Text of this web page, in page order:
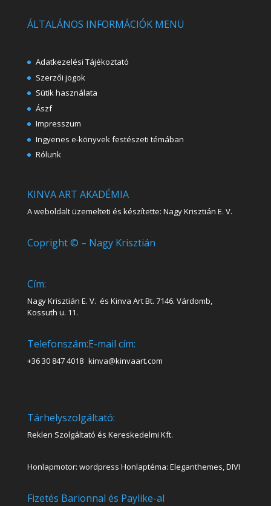
ÁLTALÁNOS INFORMÁCIÓK MENÜ
Adatkezelési Tájékoztató
Szerzői jogok
Sütik használata
Ászf
Impresszum
Ingyenes e-könyvek festészeti témában
Rólunk
KINVA ART AKADÉMIA
A weboldalt üzemelteti és készítette: Nagy Krisztián E. V.
Copright © – Nagy Krisztián
Cím:
Nagy Krisztián E. V. és Kinva Art Bt. 7146. Várdomb,
Kossuth u. 11.
Telefonszám:
+36 30 847 4018
E-mail cím:
kinva@kinvaart.com
Tárhelyszolgáltató:
Reklen Szolgáltató és Kereskedelmi Kft.
Honlapmotor: wordpress Honlaptéma: Eleganthemes, DIVI
Fizetés Barionnal és Paylike-al